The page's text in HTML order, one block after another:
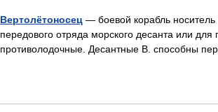
Вертолётоносец — боевой корабль носитель
передового отряда морского десанта или
противолодочные. Десантные В. способны